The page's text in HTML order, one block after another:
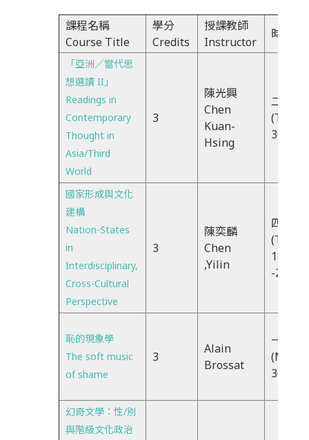
課程名稱
Course Title
學分
Credits
授課教師
Instructor
時間
「亞洲／當代思
想選讀 II」
Readings in
Contemporary
Thought in
Asia/Third
World
3
陳光興
Chen
Kuan-
Hsing
二EFG
(Tue)
30-16
國家形成與文化
建構
Nation-States
in
Interdisciplinary,
Cross-Cultural
Perspective
3
陳奕麟
Chen
,Yilin
四IJK
(THU)
18:30
-21:20
恥的現象學
The soft music
of shame
3
Alain
Brossat
一EFG
30-16
幻奇文學：性/別
與階級文化政治